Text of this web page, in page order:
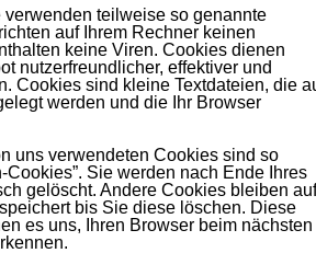
verwenden teilweise so genannte
auf Ihrem Rechner keinen
keine Viren. Cookies dienen
nutzerfreundlicher, effektiver und
Cookies sind kleine Textdateien, die
werden und die Ihr Browser
uns verwendeten Cookies sind so
Cookies”. Sie werden nach Ende Ihres
gelöscht. Andere Cookies bleiben auf
bis Sie diese löschen. Diese
es uns, Ihren Browser beim nächsten